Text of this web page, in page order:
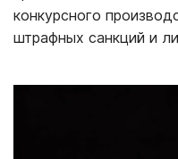
конкурсного
штрафных санкций и